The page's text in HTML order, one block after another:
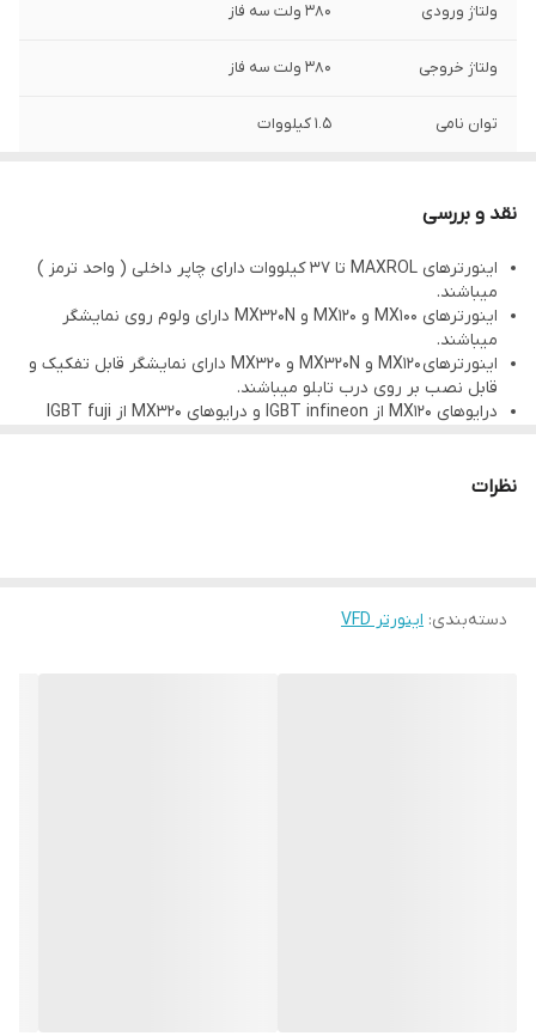
ولتاژ ورودی 380 ولت سه فاز
ولتاژ خروجی 380 ولت سه فاز
توان نامی 1.5 کیلووات
نقد و بررسی
اینورترهای MAXROL تا 37 کیلووات دارای چاپر داخلی ( واحد ترمز )
میباشند.
اینورترهای MX100 و MX120 و MX320N دارای ولوم روی نمایشگر
میباشند.
اینورترهای MX120 و MX320N و MX320 دارای نمایشگر قابل تفکیک و
قابل نصب بر روی درب تابلو میباشند.
درایوهای MX120 از IGBT infineon و درایوهای MX320 از IGBT fuji
MX320N دارای 24 ماه گارانتی میباشد.
نظرات
دسته‌بندی: اینورتر VFD